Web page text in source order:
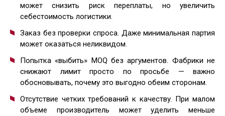
может снизить риск переплаты, но увеличить
себестоимость логистики.
Заказ без проверки спроса. Даже минимальная партия
может оказаться неликвидом.
Попытка «выбить» MOQ без аргументов. Фабрики не
снижают лимит просто по просьбе — важно
обосновывать, почему это выгодно обеим сторонам.
Отсутствие четких требований к качеству. При малом
объеме производитель может уделить меньше